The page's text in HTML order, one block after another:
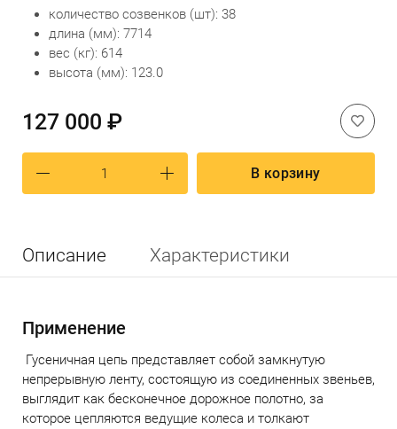
количество созвенков (шт): 38
длина (мм): 7714
вес (кг): 614
высота (мм): 123.0
127 000 ₽
В корзину
Описание Характеристики
Применение
Гусеничная цепь представляет собой замкнутую
непрерывную ленту, состоящую из соединенных звеньев,
выглядит как бесконечное дорожное полотно, за
которое цепляются ведущие колеса и толкают